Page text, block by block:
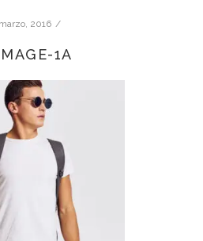
2016
1A